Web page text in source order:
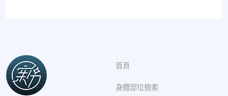
首頁
身體部位檢索